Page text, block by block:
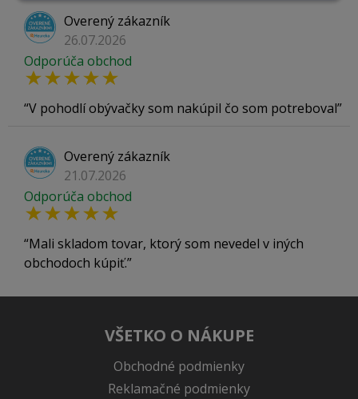
Overený zákazník
26.07.2026
Odporúča obchod
V pohodlí obývačky som nakúpil čo som potreboval
Overený zákazník
21.07.2026
Odporúča obchod
Mali skladom tovar, ktorý som nevedel v iných
obchodoch kúpiť.
VŠETKO O NÁKUPE
Obchodné podmienky
Reklamačné podmienky